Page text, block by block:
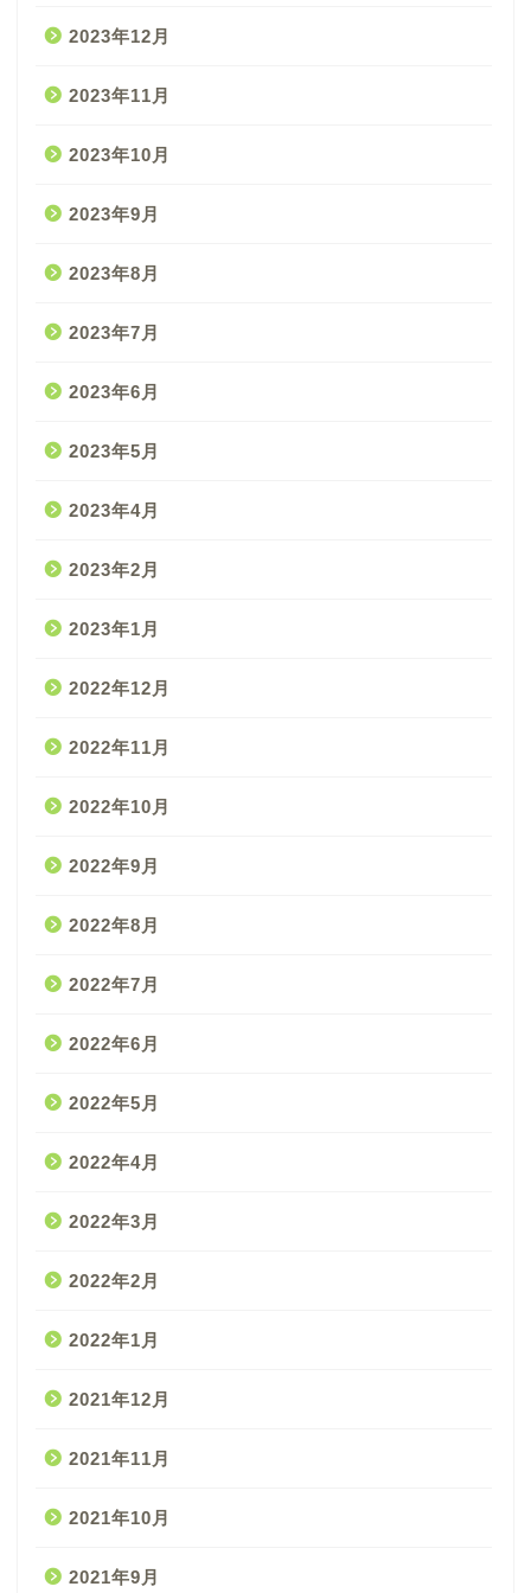
2023年12月
2023年11月
2023年10月
2023年9月
2023年8月
2023年7月
2023年6月
2023年5月
2023年4月
2023年2月
2023年1月
2022年12月
2022年11月
2022年10月
2022年9月
2022年8月
2022年7月
2022年6月
2022年5月
2022年4月
2022年3月
2022年2月
2022年1月
2021年12月
2021年11月
2021年10月
2021年9月